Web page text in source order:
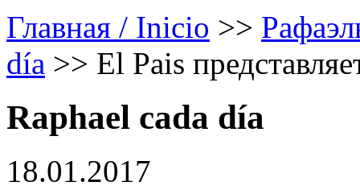
Главная / Inicio >>
día >> El Pais
Raphael cada día
18.01.2017